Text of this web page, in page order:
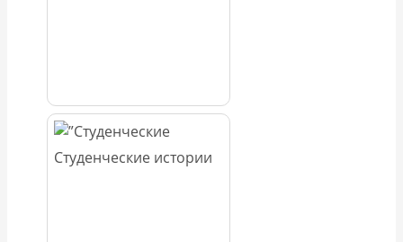
Студенческие истории